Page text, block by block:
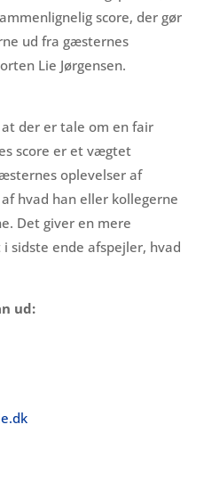
score, der gør
ud fra gæsternes
Lie Jørgensen.
der er tale om en fair
score er et vægtet
oplevelser af
hvad han eller kollegerne
Det giver en mere
sidste ende afspejler, hvad
ud: